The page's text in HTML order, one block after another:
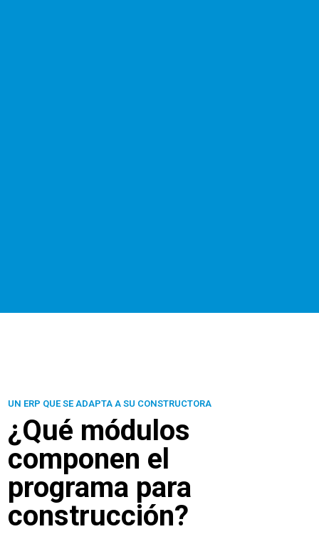
UN ERP QUE SE ADAPTA A SU CONSTRUCTORA
¿Qué módulos
componen el
programa para
construcción?